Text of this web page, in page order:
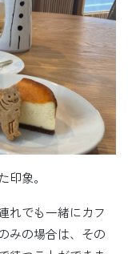
象。
れでも一緒にカフ
みの場合は、その